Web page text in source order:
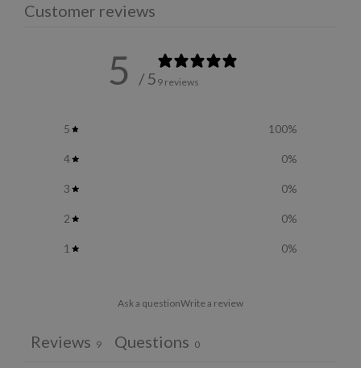
Customer reviews
5 / 5 9 reviews
5 100%
4 0%
3 0%
2 0%
1 0%
Ask a questionWrite a review
Reviews 9 Questions 0